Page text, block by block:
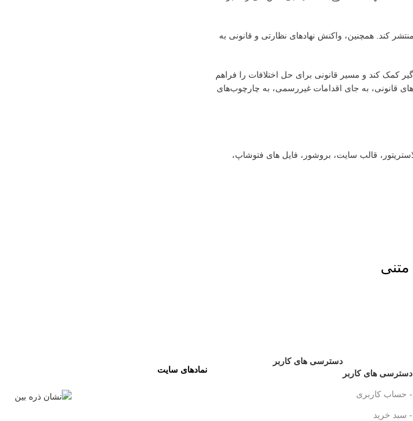
کند. همچنین، واکنش نهادهای نظارتی و قانونی به
کند و مسیر قانونی برای حل اختلافات را فراهم
قانونی، به جای اقدامات غیررسمی، به چارچوب‌های
قالب سایت، بروشور، فایل های فتوشاپ،
متنی
دسترسی های کاربر
دسترسی های کاربر
- حساب کاربری
- سبد خرید
نمادهای سایت